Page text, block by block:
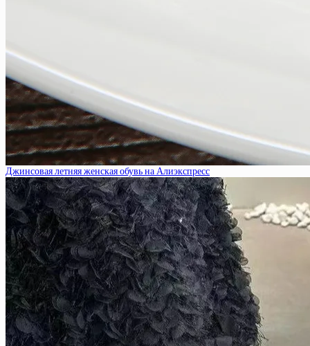
Джинсовая летняя женская обувь на Алиэкспресс